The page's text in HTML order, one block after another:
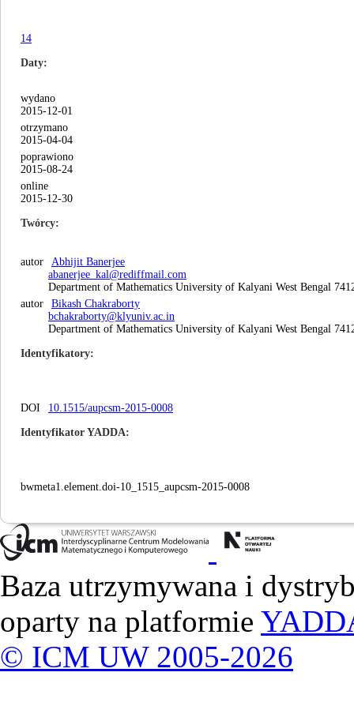
14
Daty
wydano
2015-12-01
otrzymano
2015-04-04
poprawiono
2015-08-24
online
2015-12-30
Twórcy
autor
Abhijit Banerjee
abanerjee_kal@rediffmail.com
Department of Mathematics University of Kalyani West Bengal
autor
Bikash Chakraborty
bchakraborty@klyuniv.ac.in
Department of Mathematics University of Kalyani West Bengal
Identyfikatory
DOI 10.1515/aupcsm-2015-0008
Identyfikator YADDA
bwmeta1.element.doi-10_1515_aupcsm-2015-0008
Baza utrzymywana i
oparty na platformie
© ICM UW 2005-2026